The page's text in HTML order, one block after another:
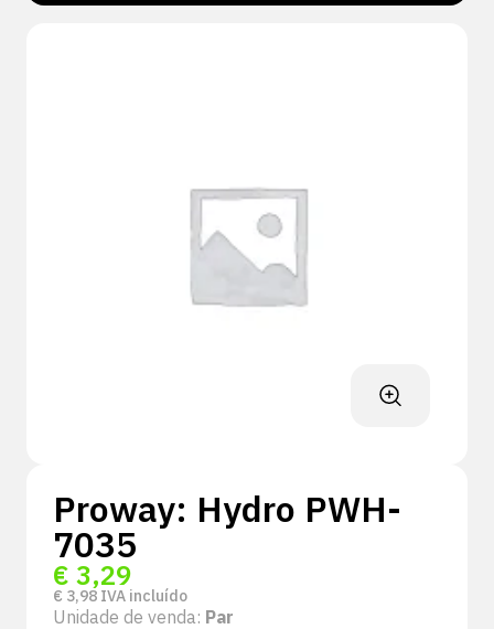
Proway: Hydro PWH-
7035
€ 3,29
€ 3,98 IVA incluído
Unidade de venda: Par